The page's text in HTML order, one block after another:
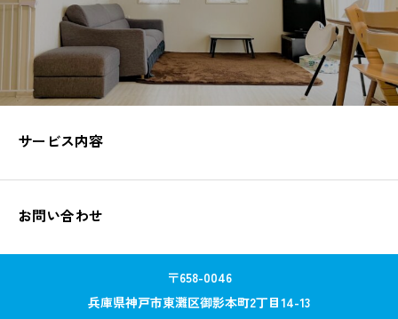
サービス内容
お問い合わせ
〒658-0046
兵庫県神戸市東灘区御影本町2丁目14-13